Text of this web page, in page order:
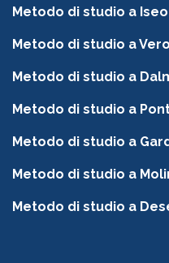
Metodo di studio a Iseo
Metodo di studio a
Metodo di studio a
Metodo di studio a
Metodo di studio a
Metodo di studio a
Metodo di studio a